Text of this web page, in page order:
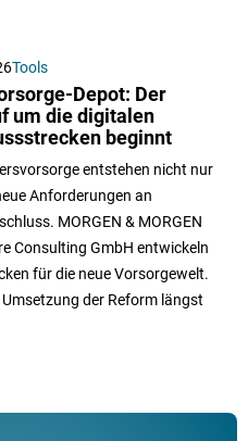
Tools
Depot: Der
um die digitalen
beginnt
entstehen nicht nur
Anforderungen an
MORGEN & MORGEN
Consulting GmbH entwickeln
für die neue Vorsorgewelt.
der Reform längst